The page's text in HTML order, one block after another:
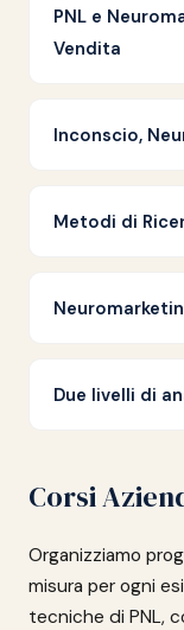
PNL e
Vendita
Inconscio,
Metodi di
Due livelli di
Corsi
Organizziamo
misura per ogni
tecniche di PNL,